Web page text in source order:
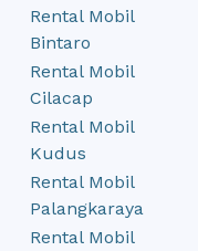
Rental Mobil
Bintaro
Rental Mobil
Cilacap
Rental Mobil
Kudus
Rental Mobil
Palangkaraya
Rental Mobil